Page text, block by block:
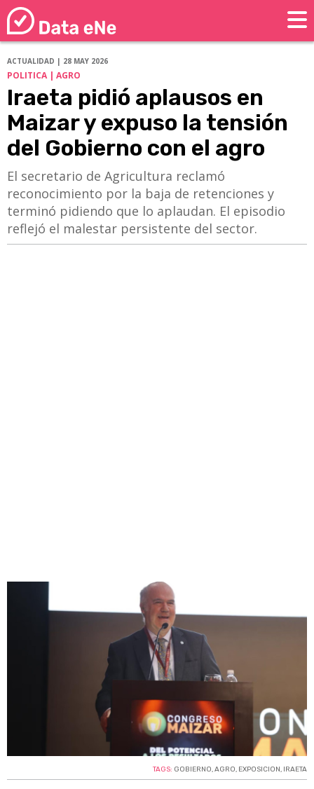
ACTUALIDAD | 28 MAY 2026
POLITICA | AGRO
Iraeta pidió aplausos en
Maizar y expuso la tensión
del Gobierno con el agro
El secretario de Agricultura reclamó
reconocimiento por la baja de retenciones y
terminó pidiendo que lo aplaudan. El episodio
reflejó el malestar persistente del sector.
TAGS: GOBIERNO,AGRO, EXPOSICION, IRAETA